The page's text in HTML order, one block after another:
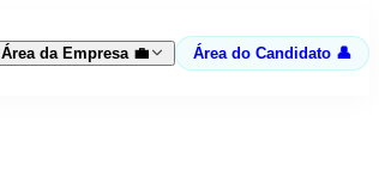
Área da Empresa 💼 Área do Candidato 👤